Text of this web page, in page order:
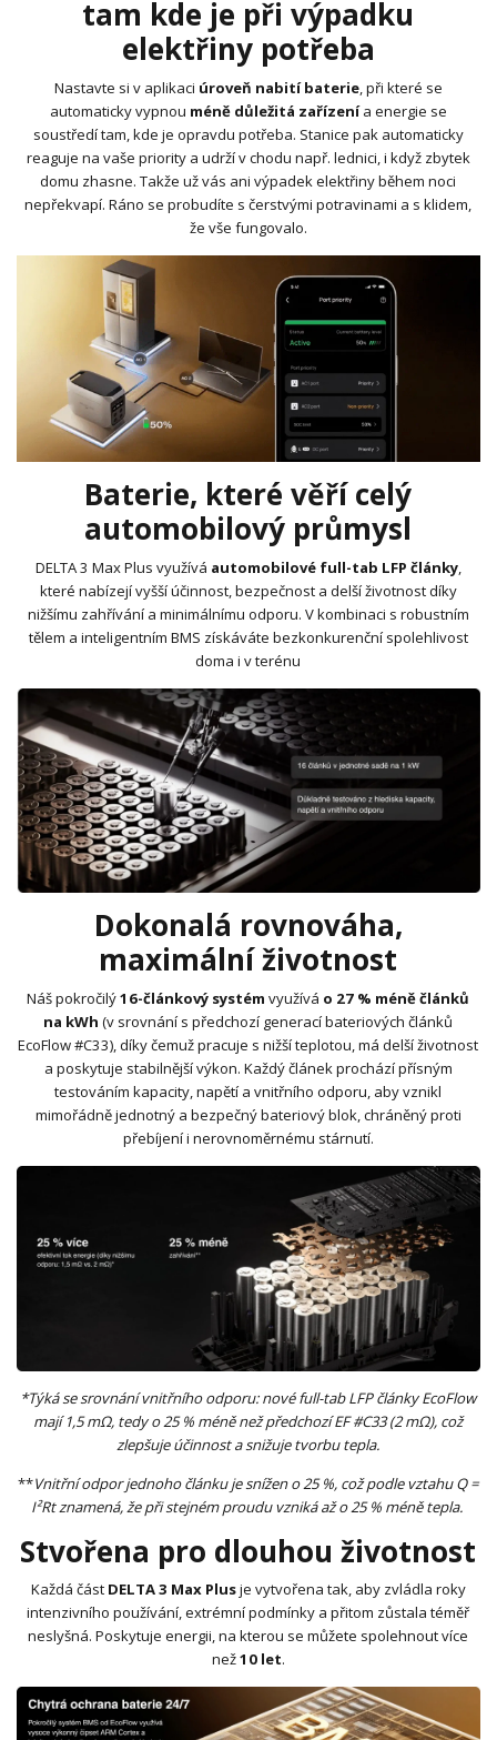
tam kde je při výpadku
elektřiny potřeba
Nastavte si v aplikaci úroveň nabití baterie, při které se
automaticky vypnou méně důležitá zařízenía energie se
soustředí tam, kde je opravdu potřeba. Stanice pak automaticky
reaguje na vaše priority a udrží v chodu např. lednici, i když zbytek
domu zhasne. Takže už vás ani výpadek elektřiny během noci
nepřekvapí. Ráno se probudíte s čerstvými potravinami a s klidem,
že vše fungovalo.
Baterie, které věří celý
automobilový průmysl
DELTA 3 Max Plus využívá automobilové full-tab LFP články,
které nabízejí vyšší účinnost, bezpečnost a delší životnost díky
nižšímu zahřívání a minimálnímu odporu. V kombinaci s robustním
tělem a inteligentním BMS získáváte bezkonkurenční spolehlivost
doma i v terénu
Dokonalá rovnováha,
maximální životnost
Náš pokročilý16-článkový systém využívá o 27 % méně článků
na kWh(v srovnání s předchozí generací bateriových článků
EcoFlow #C33), díky čemuž pracuje s nižší teplotou, má delší životnost
a poskytuje stabilnější výkon. Každý článek prochází přísným
testováním kapacity, napětí a vnitřního odporu, aby vznikl
mimořádně jednotný a bezpečný bateriový blok, chráněný proti
přebíjení i nerovnoměrnému stárnutí.
*Týká se srovnání vnitřního odporu: nové full-tab LFP články EcoFlow
mají 1,5 mΩ, tedy o 25 % méně než předchozí EF #C33 (2 mΩ), což
zlepšuje účinnost a snižuje tvorbu tepla.
**Vnitřní odpor jednoho článku je snížen o 25 %, což podle vztahu Q =
I²Rt znamená, že při stejném proudu vzniká až o 25 % méně tepla.
Stvořena pro dlouhou životnost
Každá část DELTA 3 Max Plusje vytvořena tak, aby zvládla roky
intenzivního používání, extrémní podmínky a přitom zůstala téměř
neslyšná. Poskytuje energii, na kterou se můžete spolehnout více
než10 let.